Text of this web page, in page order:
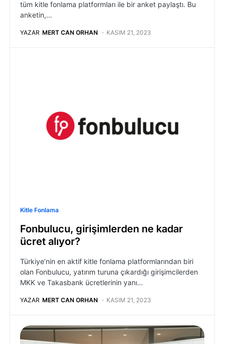
tüm kitle fonlama platformları ile bir anket paylaştı. Bu
anketin,…
YAZAR MERT CAN ORHAN KASIM 21, 2023
Kitle Fonlama
Fonbulucu, girişimlerden ne kadar
ücret alıyor?
Türkiye’nin en aktif kitle fonlama platformlarından biri
olan Fonbulucu, yatırım turuna çıkardığı girişimcilerden
MKK ve Takasbank ücretlerinin yanı…
YAZAR MERT CAN ORHAN KASIM 21, 2023